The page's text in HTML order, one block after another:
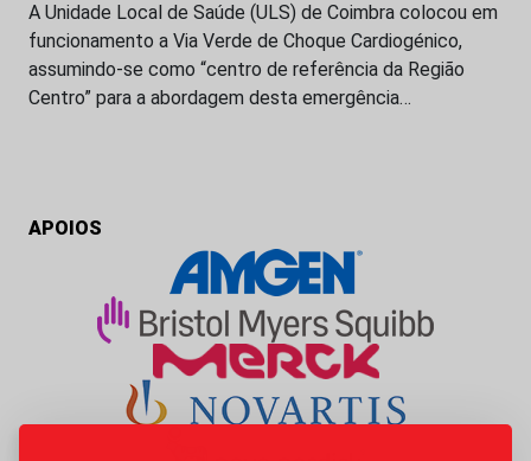
A Unidade Local de Saúde (ULS) de Coimbra colocou em
funcionamento a Via Verde de Choque Cardiogénico,
assumindo-se como “centro de referência da Região
Centro” para a abordagem desta emergência…
APOIOS